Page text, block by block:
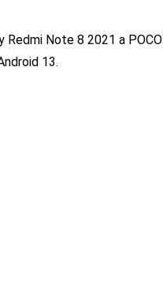
Note 8 2021 a POCO
13.